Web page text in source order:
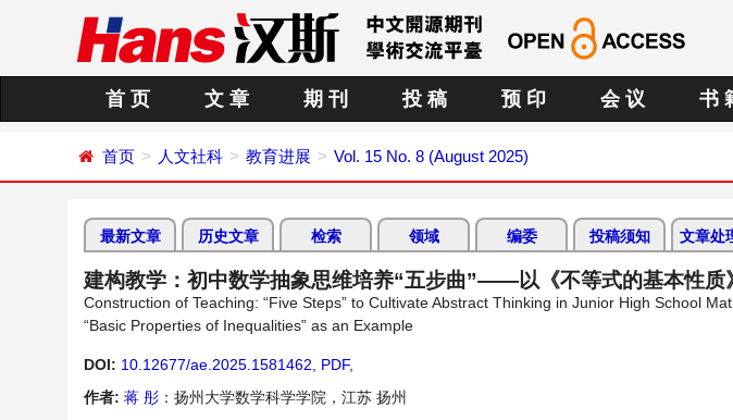
首 页 文 章 期 刊 投 稿 预 印 会 议 书
首页 人文社科 教育进展 Vol. 15 No. 8 (August 2025)
最新文章 历史文章 检索 领域 编委 投稿须知 文章处
建构教学：初中数学抽象思维培养“五步曲”——以《不等式的基本性质
Construction of Teaching: “Five Steps” to Cultivate Abstract Thinking in Junior High School
“Basic Properties of Inequalities” as an Example
DOI: 10.12677/ae.2025.1581462 PDF,
作者: 蒋 彤 ：扬州大学数学科学学院，江苏 扬州